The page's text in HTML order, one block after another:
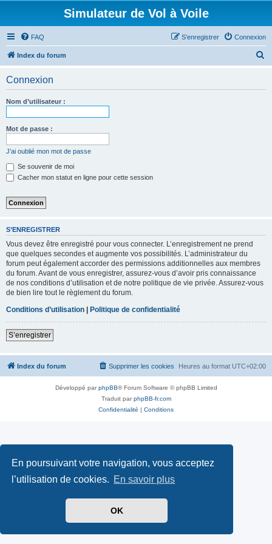
En poursuivant votre navigation, vous acceptez
l’utilisation de cookies. En savoir plus
OK
Simulateur de Vol à Voile
FAQ Connexion
S’enregistrer
Index du forum
Connexion
Nom d’utilisateur :
Mot de passe :
J’ai oublié mon mot de passe
Se souvenir de moi
Cacher mon statut en ligne pour cette session
S’ENREGISTRER
Vous devez être enregistré pour vous connecter. L’enregistrement ne prend
que quelques secondes et augmente vos possibilités. L’administrateur du
forum peut également accorder des permissions additionnelles aux membres
du forum. Avant de vous enregistrer, assurez-vous d’avoir pris connaissance
de nos conditions d’utilisation et de notre politique de vie privée. Assurez-vous
de bien lire tout le règlement du forum.
Conditions d’utilisation | Politique de confidentialité
S’enregistrer
Index du forum Heures au format UTC+02:00
Supprimer les cookies
Développé parphpBB® Forum Software © phpBB Limited
Traduit parphpBB-fr.com
Confidentialité | Conditions